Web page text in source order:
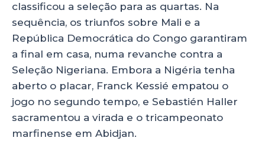
classificou a seleção para as quartas. Na
sequência, os triunfos sobre Mali e a
República Democrática do Congo garantiram
a final em casa, numa revanche contra a
Seleção Nigeriana. Embora a Nigéria tenha
aberto o placar, Franck Kessié empatou o
jogo no segundo tempo, e Sebastién Haller
sacramentou a virada e o tricampeonato
marfinense em Abidjan.